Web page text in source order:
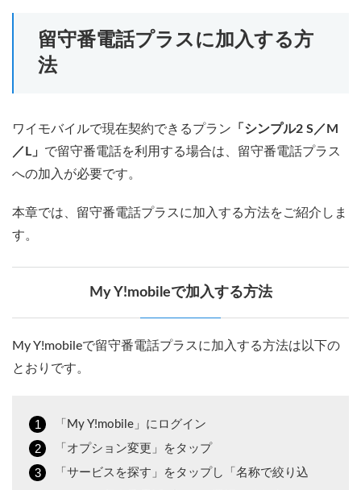
留守番電話プラスに加入する方
法
ワイモバイルで現在契約できるプラン 「シンプル2 S／M
／L」 で留守番電話を利用する場合は、留守番電話プラス
への加入が必要です。
本章では、留守番電話プラスに加入する方法をご紹介しま
す。
My Y!mobileで加入する方法
My Y!mobileで留守番電話プラスに加入する方法は以下の
とおりです。
「My Y!mobile」にログイン
「オプション変更」をタップ
「サービスを探す」をタップし「名称で絞り込